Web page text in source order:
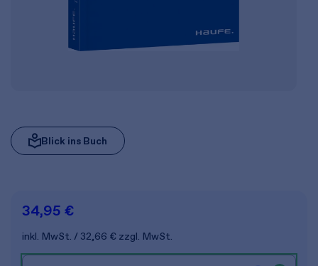
Blick ins Buch
34,95 €
inkl. MwSt. 32,66 € zzgl. MwSt.